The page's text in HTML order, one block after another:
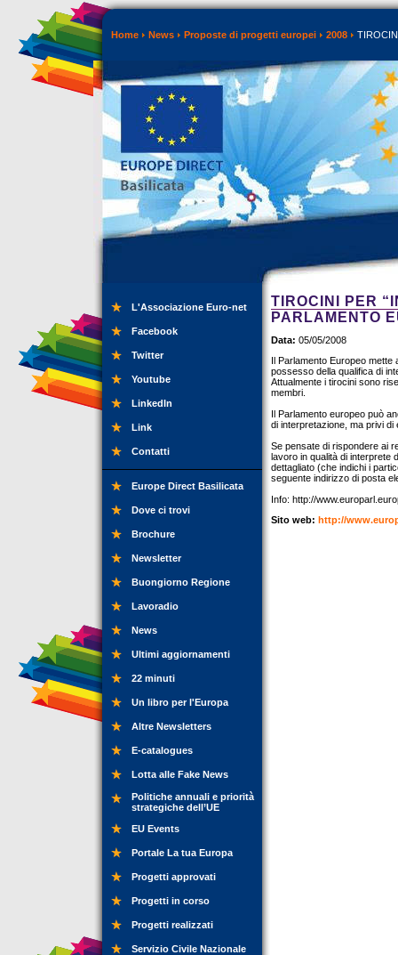
Home News Proposte di progetti europei 2008
L'Associazione Euro-net
Facebook
Twitter
Youtube
LinkedIn
Link
Contatti
Europe Direct Basilicata
Dove ci trovi
Brochure
Newsletter
Buongiorno Regione
Lavoradio
News
Ultimi aggiornamenti
22 minuti
Un libro per l'Europa
Altre Newsletters
E-catalogues
Lotta alle Fake News
Politiche annuali e priorità
strategiche dell’UE
EU Events
Portale La tua Europa
Progetti approvati
Progetti in corso
Progetti realizzati
Servizio Civile Nazionale
TIROCINI PER
PARLAMENTO
Data: 05/05/2008
Il Parlamento Europeo mette
possesso della qualifica di
Attualmente i tirocini sono
membri.
Il Parlamento europeo può
di interpretazione, ma privi
Se pensate di rispondere ai
lavoro in qualità di interprete
dettagliato (che indichi i
seguente indirizzo di posta
Info: http://
Sito web: http://